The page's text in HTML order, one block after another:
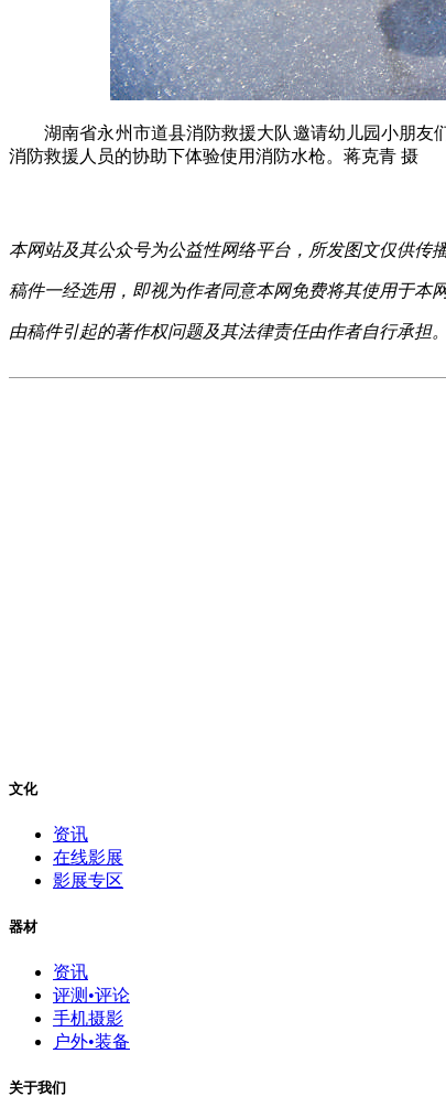
湖南省永州市道县消防救援大队邀请幼儿园小朋友们
消防救援人员的协助下体验使用消防水枪。蒋克青 摄
本网站及其公众号为公益性网络平台，所发图文仅供传
稿件一经选用，即视为作者同意本网免费将其使用于本
由稿件引起的著作权问题及其法律责任由作者自行承担。
文化
资讯
在线影展
影展专区
器材
资讯
评测•评论
手机摄影
户外•装备
关于我们